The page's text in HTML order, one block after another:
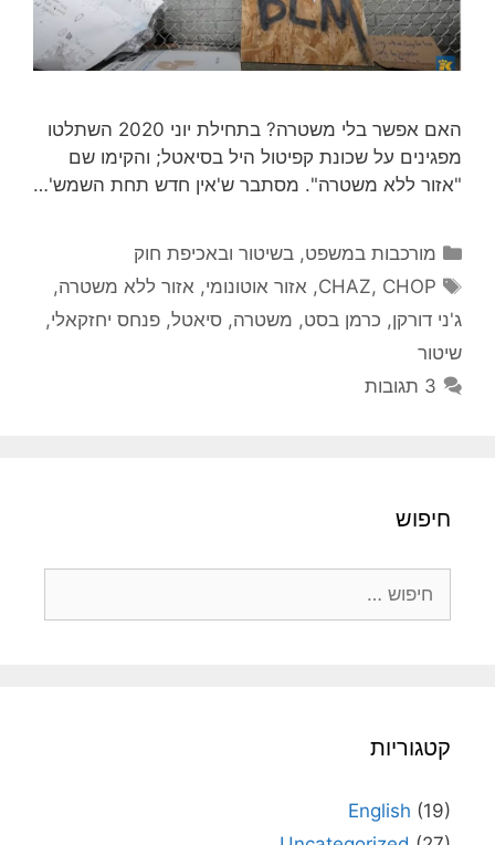
האם אפשר בלי משטרה? בתחילת יוני 2020 השתלטו
מפגינים על שכונת קפיטול היל בסיאטל; והקימו שם
"אזור ללא משטרה". מסתבר ש'אין חדש תחת השמש'…
קטגוריות
מורכבות במשפט, בשיטור ובאכיפת חוק
תגיות
CHAZ, CHOP
, אזור אוטונומי, אזור ללא משטרה,
ג'ני דורקן, כרמן בסט, משטרה, סיאטל, פנחס יחזקאלי,
שיטור
3 תגובות
חיפוש
קטגוריות
English (19)